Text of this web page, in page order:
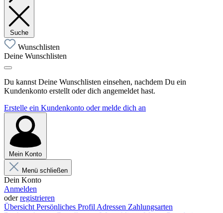
Suche
Wunschlisten
Deine Wunschlisten
Du kannst Deine Wunschlisten einsehen, nachdem Du ein
Kundenkonto erstellt oder dich angemeldet hast.
Erstelle ein Kundenkonto oder melde dich an
Mein Konto
Menü schließen
Dein Konto
Anmelden
oderregistrieren
Übersicht Persönliches Profil Adressen Zahlungsarten